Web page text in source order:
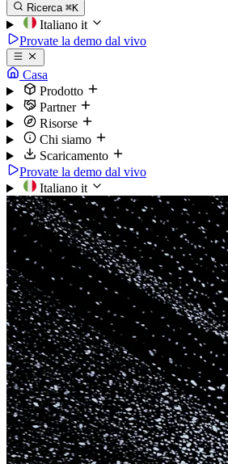
Ricerca ⌘K
Italiano it
Provate la demo dal vivo
Casa
Prodotto
Partner
Risorse
Chi siamo
Scaricamento
Provate la demo dal vivo
Italiano it